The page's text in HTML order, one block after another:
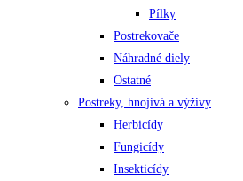
Pílky
Postrekovače
Náhradné diely
Ostatné
Postreky, hnojivá a výživy
Herbicídy
Fungicídy
Insekticídy